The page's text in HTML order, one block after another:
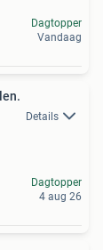
Dagtopper
Vandaag
Details
Dagtopper
4 aug 26